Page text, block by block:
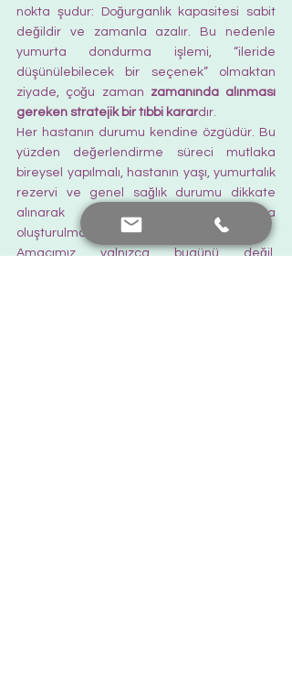
nokta şudur: Doğurganlık kapasitesi sabit
değildir ve zamanla azalır. Bu nedenle
yumurta dondurma işlemi, “ileride
düşünülebilecek bir seçenek” olmaktan
ziyade, çoğu zaman zamanında alınması
gereken stratejik bir tıbbi karardır.
Her hastanın durumu kendine özgüdür. Bu
yüzden değerlendirme süreci mutlaka
bireysel yapılmalı, hastanın yaşı, yumurtalık
rezervi ve genel sağlık durumu dikkate
alınarak en doğru planlama
oluşturulmalıdır.
Amacımız yalnızca bugünü değil,